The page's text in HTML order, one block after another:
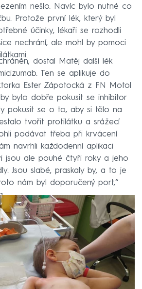
nešlo. Navíc bylo nutné co
Protože první lék, který byl
účinky, lékaři se rozhodli
nechrání, ale mohl by pomoci
dostal Matěj další lék
Ten se aplikuje do
Ester Zápotocká z FN Motol
bylo dobře pokusit se inhibitor
pokusit se o to, aby si tělo na
tvořit protilátku a srážecí
podávat třeba při krvácení
navrhli každodenní aplikaci
jsou ale pouhé čtyři roky a jeho
Jsou slabé, praskaly by, a to je
nám byl doporučený port,“